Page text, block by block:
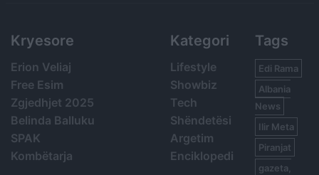
Kryesore
Erion Veliaj
Free Esim
Zgjedhjet 2025
Belinda Balluku
SPAK
Kombëtarja
Kategori
Lifestyle
Showbiz
Tech
Shëndetësi
Argetim
Enciklopedi
Tags
Edi Rama
Albania
News
Ilir Meta
Piranjat
gazeta,